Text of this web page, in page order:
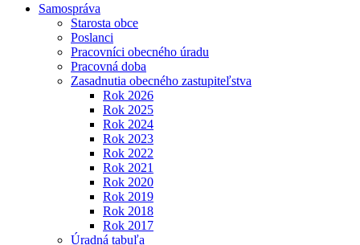
Samospráva
Starosta obce
Poslanci
Pracovníci obecného úradu
Pracovná doba
Zasadnutia obecného zastupiteľstva
Rok 2026
Rok 2025
Rok 2024
Rok 2023
Rok 2022
Rok 2021
Rok 2020
Rok 2019
Rok 2018
Rok 2017
Úradná tabuľa